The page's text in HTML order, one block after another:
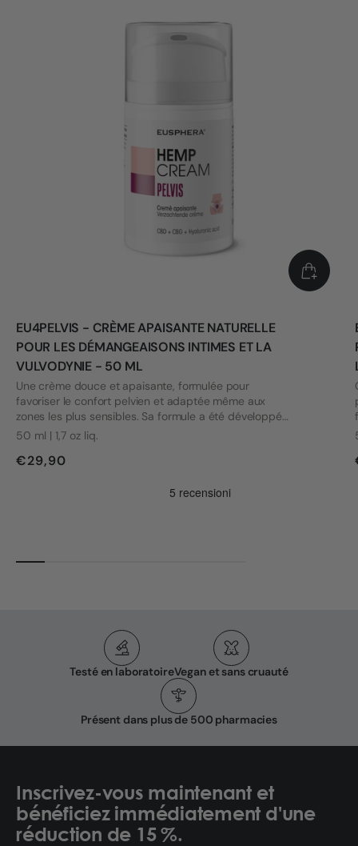
EU4PELVIS - CRÈME APAISANTE NATURELLE
POUR LES DÉMANGEAISONS INTIMES ET LA
VULVODYNIE - 50 ML
Une crème douce et apaisante, formulée pour
favoriser le confort pelvien et adaptée même aux
zones les plus sensibles. Sa formule a été développée
en tenant compte des besoins des personnes
souffrant de vulvodynie et d'autres problèmes intimes.
50 ml | 1,7 oz liq.
€29,90
Testé en laboratoireVegan et sans cruauté
Présent dans plus de 500 pharmacies
Inscrivez-vous maintenant et
bénéficiez immédiatement d'une
réduction de 15 %.